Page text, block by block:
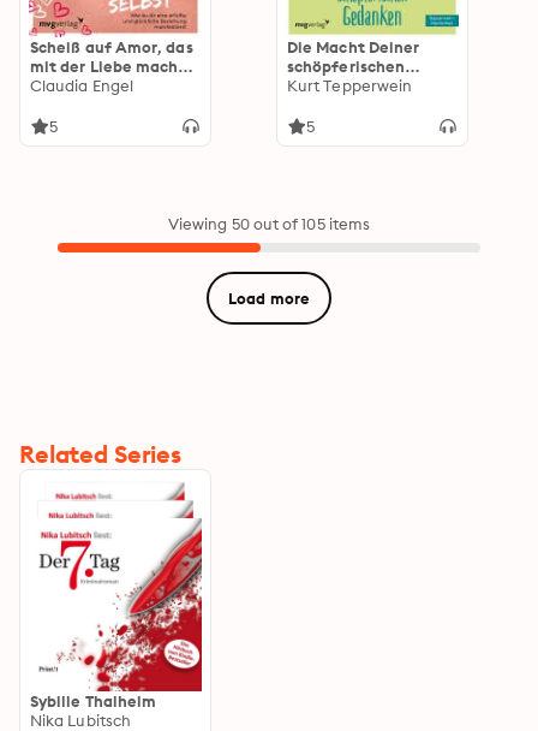
Scheiß auf Amor, das
mit der Liebe mach
ich selbst: Wie du dir
glückliche Beziehung
Claudia Engel
5
Die Macht Deiner
schöpferischen
Gedanken: Als
Schöpfer
Kurt Tepperwein
5
Viewing 50 out of 105 items
Load more
Related Series
Sybille Thalheim
Nika Lubitsch